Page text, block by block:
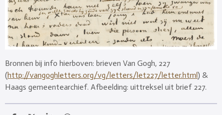
Bronnen bij info hierboven: brieven Van Gogh, 227
(http://vangoghletters.org/vg/letters/let227/letter.html) &
Haags gemeentearchief. Afbeelding: uittreksel uit brief 227.